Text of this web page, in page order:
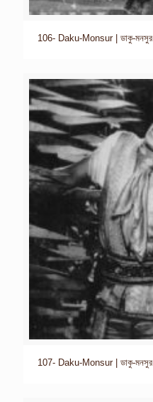
106- Daku-Monsur | ডাকু-মনসুর
107- Daku-Monsur | ডাকু-মনসুর